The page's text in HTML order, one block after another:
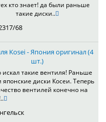
кто знает! да были раньше
такие диски..
68
Kosei - Япония оригинал (4
шт.)
искал такие вентиля! Раньше
японские диски Косеи. Теперь
вентилей конечно на